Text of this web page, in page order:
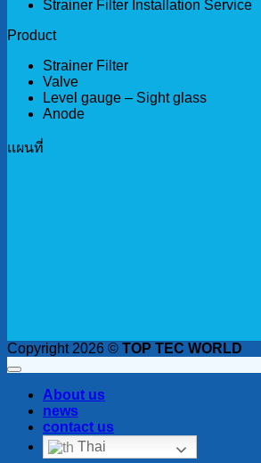
Strainer Filter Installation Service
Product
Strainer Filter
Valve
Level gauge – Sight glass
Anode
เเผนที่
Copyright 2026 © TOP TEC WORLD
About us
news
contact us
Thai